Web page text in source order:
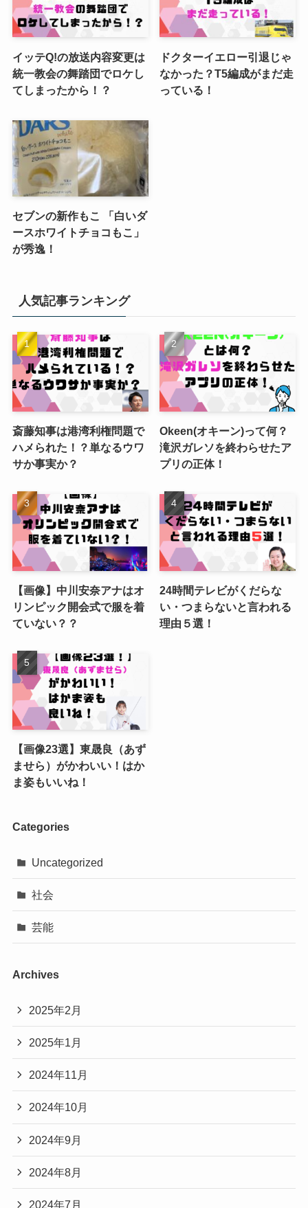
イッテQ!の放送内容変更は
統一教会の舞踏団でロケし
てしまったから！？
ドクターイエロー引退じゃ
なかった？T5編成がまだ走
っている！
セブンの新作もこ 「白いダ
ースホワイトチョコもこ」
が秀逸！
人気記事ランキング
斎藤知事は港湾利権問題で
ハメられた！？単なるウワ
サか事実か？
Okeen(オキーン)って何？
滝沢ガレソを終わらせたア
プリの正体！
【画像】中川安奈アナはオ
リンピック開会式で服を着
ていない？？
24時間テレビがくだらな
い・つまらないと言われる
理由５選！
【画像23選】東晟良（あず
ませら）がかわいい！はか
ま姿もいいね！
Categories
Uncategorized
社会
芸能
Archives
2025年2月
2025年1月
2024年11月
2024年10月
2024年9月
2024年8月
2024年7月